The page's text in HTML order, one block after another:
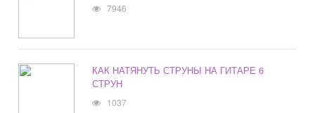
7946
КАК НАТЯНУТЬ СТРУНЫ НА ГИТАРЕ 6
СТРУН
1037